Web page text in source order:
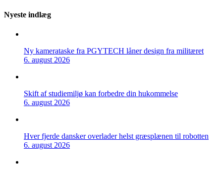
Nyeste indlæg
Ny kamerataske fra PGYTECH låner design fra militæret
6. august 2026
Skift af studiemiljø kan forbedre din hukommelse
6. august 2026
Hver fjerde dansker overlader helst græsplænen til robotten
6. august 2026